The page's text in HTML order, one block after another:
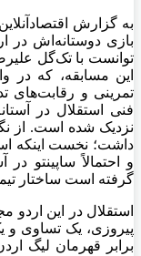
به گزارش
بازی دوستانه‌اش در
توانست با تک‌گل
این مسابقه، که در
تمرینی و رقابت‌های
فنی استقلال در
نزدیک شده است. از
داشت؛ نخست اینکه
و احتمالاً ساپینتو
گرفته است ساختار
استقلال در این اردو
پیروزی، یک تساوی و
برابر قهرمان لیگ